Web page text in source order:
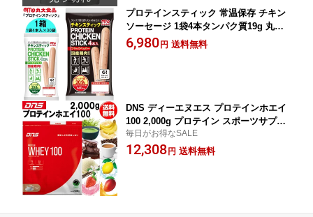
プロテインスティック 常温保存 チキン
ソーセージ 1袋4本タンパク質19g 丸大
食品 M7-PP1000 30袋
6,980 円 送料無料
DNS ディーエヌエス プロテインホエイ
100 2,000g プロテイン スポーツサプリ
メント dns 即納あり
毎日がお得なSALE
12,308 円 送料無料